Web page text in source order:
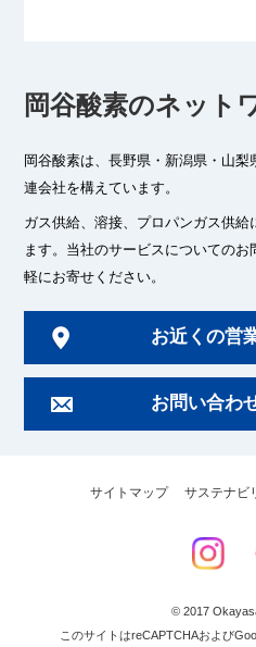
岡谷酸素のネット
岡谷酸素は、長野県・新潟県・山
連会社を構えています。
ガス供給、溶接、プロパンガス供給
ます。 当社のサービスについての
軽にお寄せください。
お近くの営
お問い合わ
サイトマップ サステナビ
© 2017
このサイトはreCAPTCHAおよび